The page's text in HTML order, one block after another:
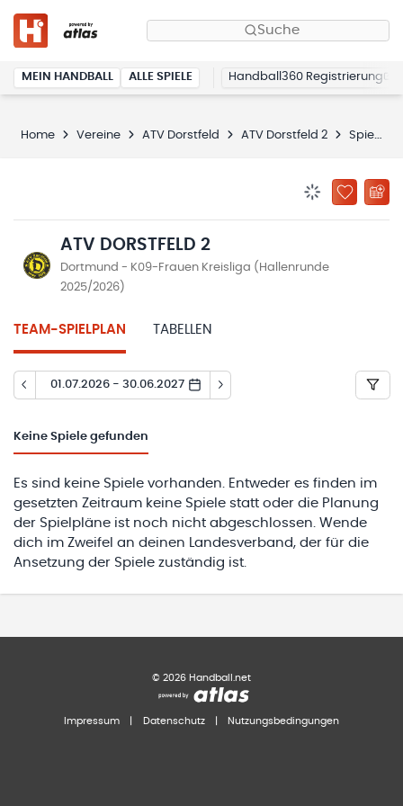
Suche
MEIN HANDBALL ALLE SPIELE Handball360 Registrierung
Home Vereine ATV Dorstfeld ATV Dorstfeld 2 Spielplan
ZU
ATV DORSTFELD 2
Dortmund - K09-Frauen Kreisliga (Hallenrunde
2025/2026)
TEAM-SPIELPLAN TABELLEN
01.07.2026 - 30.06.2027
Keine Spiele gefunden
Es sind keine Spiele vorhanden. Entweder es finden im
gesetzten Zeitraum keine Spiele statt oder die Planung
der Spielpläne ist noch nicht abgeschlossen. Wende
dich im Zweifel an deinen Landesverband, der für die
Ansetzung der Spiele zuständig ist.
© 2026 Handball.net
Impressum Datenschutz Nutzungsbedingungen